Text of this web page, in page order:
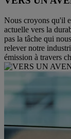
Nous croyons qu'il
actuelle vers la
pas la tâche qui
relever notre
émission à travers